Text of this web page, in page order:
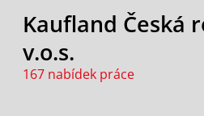
Kaufland Česká
v.o.s.
167 nabídek práce